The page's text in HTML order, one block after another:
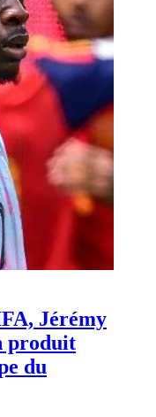
Jérémy
produit
du